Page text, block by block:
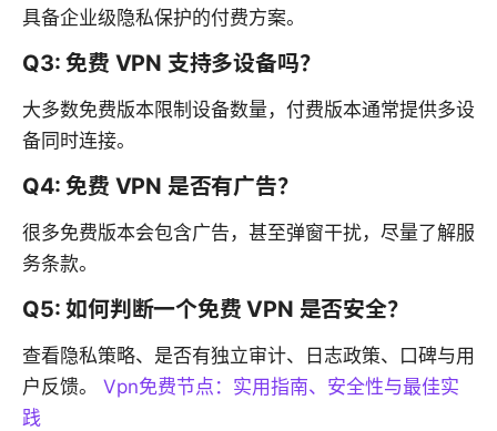
具备企业级隐私保护的付费方案。
Q3: 免费 VPN 支持多设备吗？
大多数免费版本限制设备数量，付费版本通常提供多设
备同时连接。
Q4: 免费 VPN 是否有广告？
很多免费版本会包含广告，甚至弹窗干扰，尽量了解服
务条款。
Q5: 如何判断一个免费 VPN 是否安全？
查看隐私策略、是否有独立审计、日志政策、口碑与用
户反馈。 Vpn免费节点：实用指南、安全性与最佳实
践